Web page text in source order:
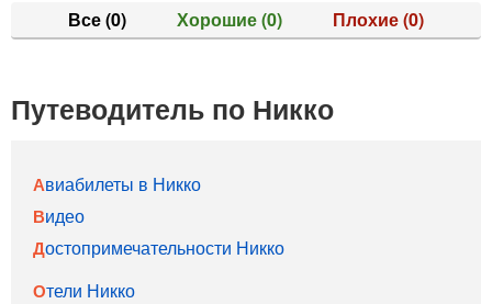
Все(0) Хорошие(0) Плохие(0)
Путеводитель по Никко
Авиабилеты в Никко
Видео
Достопримечательности Никко
Отели Никко